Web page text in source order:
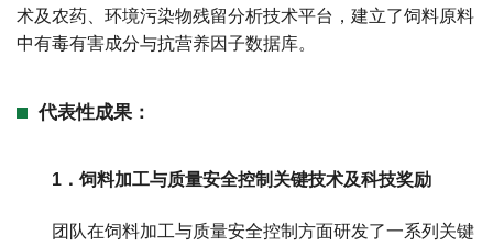
术及农药、环境污染物残留分析技术平台，建立了饲料原料
中有毒有害成分与抗营养因子数据库。
代表性成果：
1．饲料加工与质量安全控制关键技术及科技奖励
团队在饲料加工与质量安全控制方面研发了一系列关键